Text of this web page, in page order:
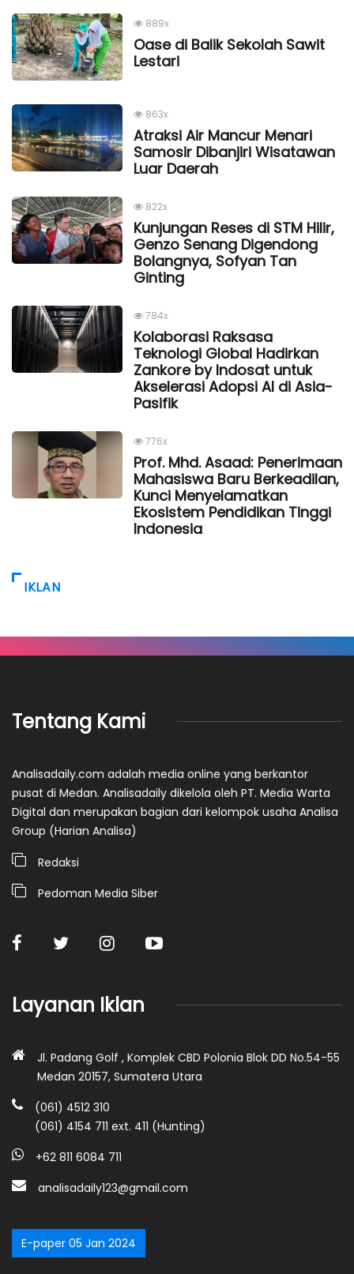
889x
Oase di Balik Sekolah Sawit
Lestari
863x
Atraksi Air Mancur Menari
Samosir Dibanjiri Wisatawan
Luar Daerah
822x
Kunjungan Reses di STM Hilir,
Genzo Senang Digendong
Bolangnya, Sofyan Tan
Ginting
784x
Kolaborasi Raksasa
Teknologi Global Hadirkan
Zankore by Indosat untuk
Akselerasi Adopsi AI di Asia-
Pasifik
776x
Prof. Mhd. Asaad: Penerimaan
Mahasiswa Baru Berkeadilan,
Kunci Menyelamatkan
Ekosistem Pendidikan Tinggi
Indonesia
IKLAN
Tentang Kami
Analisadaily.com adalah media online yang berkantor
pusat di Medan. Analisadaily dikelola oleh PT. Media Warta
Digital dan merupakan bagian dari kelompok usaha Analisa
Group (Harian Analisa)
Redaksi
Pedoman Media Siber
Layanan Iklan
Jl. Padang Golf , Komplek CBD Polonia Blok DD No.54-55
Medan 20157, Sumatera Utara
(061) 4512 310
(061) 4154 711 ext. 411 (Hunting)
+62 811 6084 711
analisadaily123@gmail.com
E-paper 05 Jan 2024